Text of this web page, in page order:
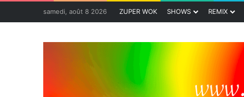
samedi, août 8 2026 ZUPER WOK SHOWS REMIX